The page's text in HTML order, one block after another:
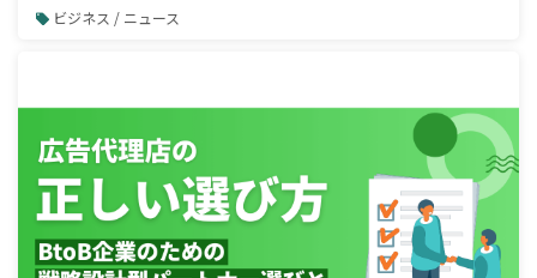
ビジネス / ニュース